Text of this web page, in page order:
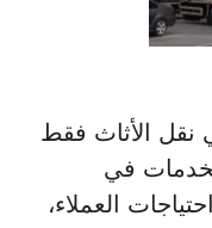
الأثاث فقط
في
العملاء،